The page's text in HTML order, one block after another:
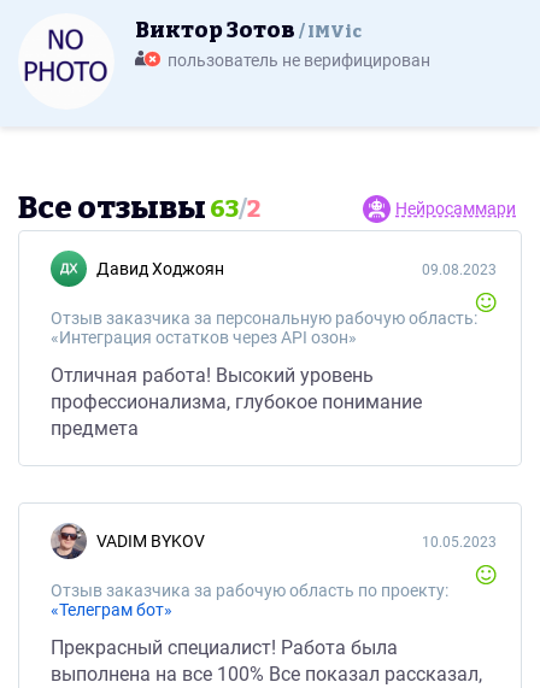
Виктор Зотов IMVic
пользователь не верифицирован
Все отзывы 63/2 Нейросаммари
Давид Ходжоян
Отзыв заказчика за персональную рабочую область:
«Интеграция остатков через API озон»
09.08.2023
Отличная работа! Высокий уровень
профессионализма, глубокое понимание
предмета
VADIM BYKOV
Отзыв заказчика за рабочую область по проекту:
«Телеграм бот»
10.05.2023
Прекрасный специалист! Работа была
выполнена на все 100% Все показал рассказал,